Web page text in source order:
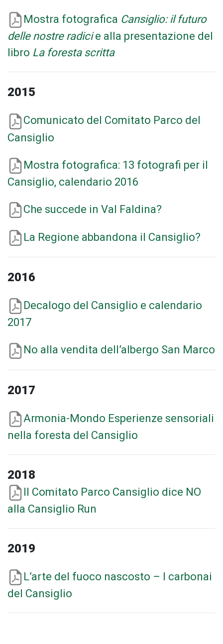
Mostra fotografica Cansiglio: il futuro
delle nostre radicie alla presentazione del
libro La foresta scritta
2015
Comunicato del Comitato Parco del
Cansiglio
Mostra fotografica: 13 fotografi per il
Cansiglio, calendario 2016
Che succede in Val Faldina?
La Regione abbandona il Cansiglio?
2016
Decalogo del Cansiglio e calendario
2017
No alla vendita dell’albergo San Marco
2017
Armonia-Mondo Esperienze sensoriali
nella foresta del Cansiglio
2018
Il Comitato Parco Cansiglio dice NO
alla Cansiglio Run
2019
L’arte del fuoco nascosto – I carbonai
del Cansiglio